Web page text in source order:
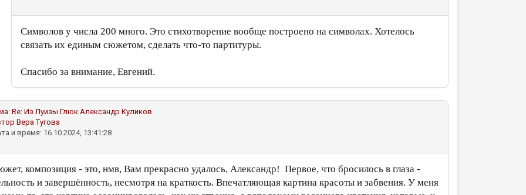
Символов у числа 200 много. Это стихотворение вообще построено на символах. Хотелось
связать их единым сюжетом, сделать что-то партитуры.
Спасибо за внимание, Евгений.
Re: Из Луизы Глюк Александр Куликов
Вера Тугова
и время: 16.10.2024, 13:41:28
композиция - это, нмв, Вам прекрасно удалось, Александр! Первое, что бросилось в глаза -
и завершённость, несмотря на краткость. Впечатляющая картина красоты и забвения. У меня